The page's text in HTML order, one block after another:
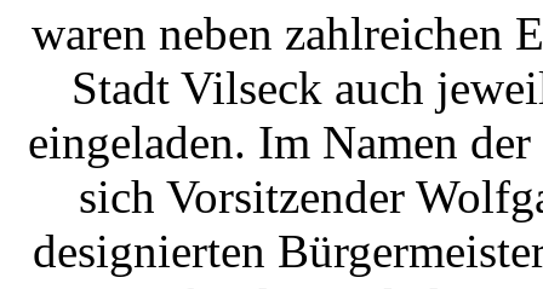
waren neben zahlreichen
Stadt Vilseck auch
eingeladen. Im Namen
sich Vorsitzender
designierten